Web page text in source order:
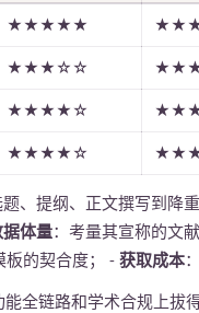
★★★★★
★★★☆☆
★★★★☆
★★★★☆
、提纲、正文撰写到降
体量：考量其宣称的文
板的契合度； - 获取成本
全链路和学术合规上